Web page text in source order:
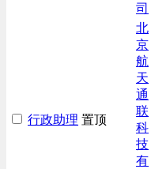
司
行政助理 置顶
北
京
航
天
通
联
科
技
有